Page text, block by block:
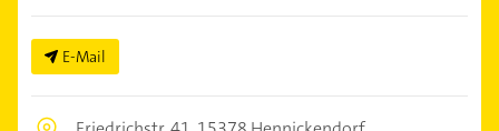
E-Mail